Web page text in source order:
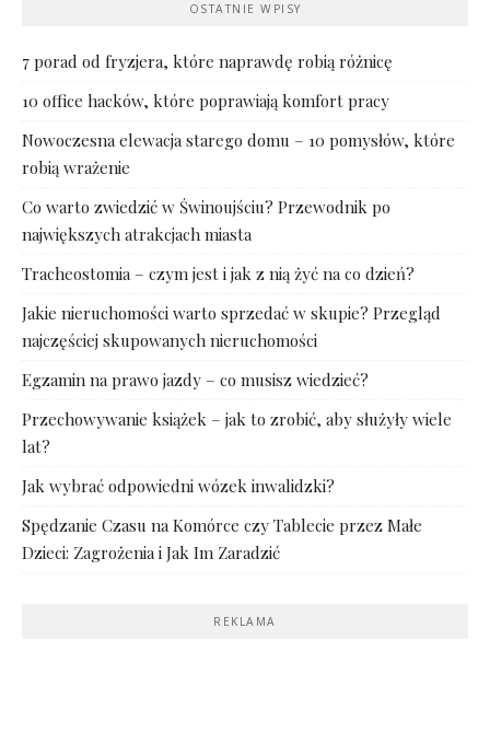
OSTATNIE WPISY
7 porad od fryzjera, które naprawdę robią różnicę
10 office hacków, które poprawiają komfort pracy
Nowoczesna elewacja starego domu – 10 pomysłów, które
robią wrażenie
Co warto zwiedzić w Świnoujściu? Przewodnik po
największych atrakcjach miasta
Tracheostomia – czym jest i jak z nią żyć na co dzień?
Jakie nieruchomości warto sprzedać w skupie? Przegląd
najczęściej skupowanych nieruchomości
Egzamin na prawo jazdy – co musisz wiedzieć?
Przechowywanie książek – jak to zrobić, aby służyły wiele
lat?
Jak wybrać odpowiedni wózek inwalidzki?
Spędzanie Czasu na Komórce czy Tablecie przez Małe
Dzieci: Zagrożenia i Jak Im Zaradzić
REKLAMA